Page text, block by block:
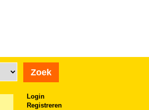
Login
Registreren